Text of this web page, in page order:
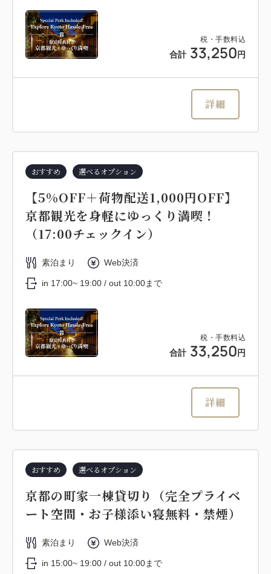
税・手数料込
合計 33,250 円
詳細
税・手数料込
合計 33,250 円
おすすめ 選べるオプション
【5%OFF＋荷物配送1,000円OFF】
京都観光を身軽にゆっくり満喫！
（17:00チェックイン）
素泊まり Web決済
in 17:00~ 19:00 / out 10:00まで
詳細
おすすめ 選べるオプション
京都の町家一棟貸切り（完全プライベ
ート空間・お子様添い寝無料・禁煙）
素泊まり Web決済
in 15:00~ 19:00 / out 10:00まで